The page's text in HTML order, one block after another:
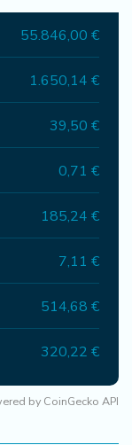
55.846,00 €
1.650,14 €
39,50 €
0,71 €
185,24 €
7,11 €
514,68 €
320,22 €
by CoinGecko API